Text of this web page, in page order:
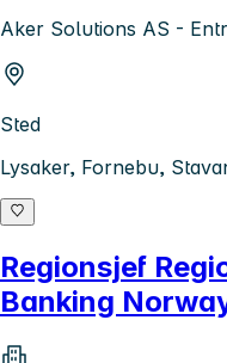
Aker Solutions AS - Entr
Sted
Lysaker, Fornebu,
Regionsjef
Banking